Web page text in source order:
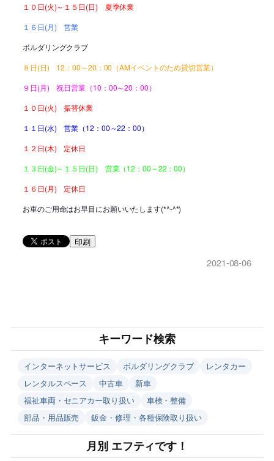
１０日(火)～１５日(日) 夏季休業
１６日(月) 営業
ボルダリングクラブ
８日(日) 12：00～20：00（AMイベントのため貸切営業）
９日(月) 祝日営業（10：00～20：00）
１０日(火) 振替休業
１１日(水) 営業（12：00～22：00）
１２日(木) 定休日
１３日(金)～１５日(日) 営業（12：00～22：00）
１６日(月) 定休日
お車のご用命はお早目にお願いいたします(*^-^*)
印刷
2021-08-06
キーワード検索
インターネットサービス ボルダリングクラブ
レンタカー
レンタルスペース
中古車
新車
福祉車両・セニアカー取り扱い
車検・整備
部品・用品販売
鈑金・修理・各種保険取り扱い
月別 エフティです！